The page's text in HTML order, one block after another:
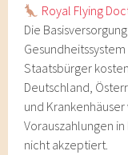
Royal Flying
Die
Staatsbürger
Deutschland,
und
Vorauszahlungen
nicht akzeptiert.